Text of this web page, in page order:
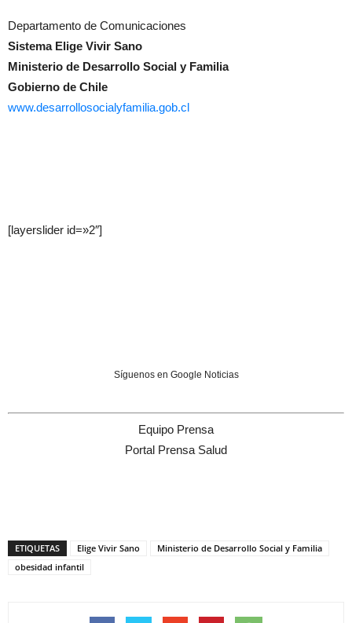
Departamento de Comunicaciones
Sistema Elige Vivir Sano
Ministerio de Desarrollo Social y Familia
Gobierno de Chile
www.desarrollosocialyfamilia.gob.cl
[layerslider id=»2″]
Síguenos en Google Noticias
Equipo Prensa
Portal Prensa Salud
ETIQUETAS Elige Vivir Sano
Ministerio de Desarrollo Social y Familia
obesidad infantil